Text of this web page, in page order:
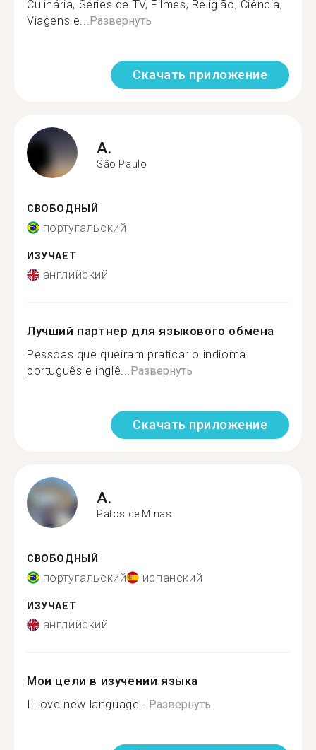
Culinária, Séries de TV, Filmes, Religião, Ciência,
Viagens e...Развернуть
Скачать приложение
A.
São Paulo
СВОБОДНЫЙ
португальский
ИЗУЧАЕТ
английский
Лучший партнер для языкового обмена
Pessoas que queiram praticar o indioma
português e inglê...Развернуть
Скачать приложение
A.
Patos de Minas
СВОБОДНЫЙ
португальский испанский
ИЗУЧАЕТ
английский
Мои цели в изучении языка
I Love new language...Развернуть